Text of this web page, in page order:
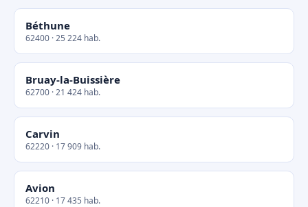
Béthune
62400 · 25 224 hab.
Bruay-la-Buissière
62700 · 21 424 hab.
Carvin
62220 · 17 909 hab.
Avion
62210 · 17 435 hab.